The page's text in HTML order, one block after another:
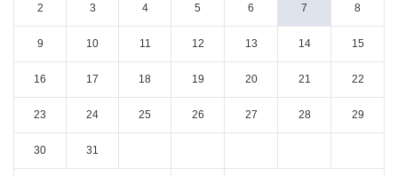
2 3 4 5 6 7 8
9 10 11 12 13 14 15
16 17 18 19 20 21 22
23 24 25 26 27 28 29
30 31